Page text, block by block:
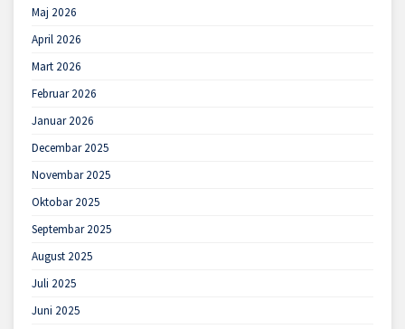
Maj 2026
April 2026
Mart 2026
Februar 2026
Januar 2026
Decembar 2025
Novembar 2025
Oktobar 2025
Septembar 2025
August 2025
Juli 2025
Juni 2025